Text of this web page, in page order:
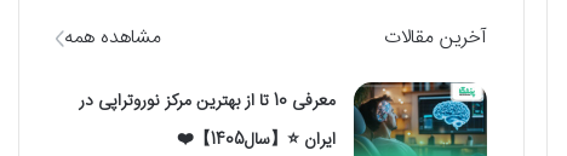
آخرین مقالات مشاهده همه
معرفی 10 تا از بهترین مرکز نوروتراپی در
ایران ⭐【سال1405】❤️